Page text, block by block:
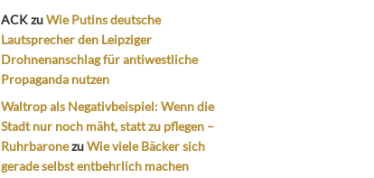
ACKzuWie Putins deutsche
Lautsprecher den Leipziger
Drohnenanschlag für antiwestliche
Propaganda nutzen
Waltrop als Negativbeispiel: Wenn die
Stadt nur noch mäht, statt zu pflegen –
RuhrbaronezuWie viele Bäcker sich
gerade selbst entbehrlich machen